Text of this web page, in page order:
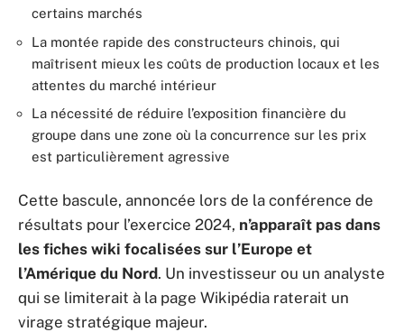
certains marchés
La montée rapide des constructeurs chinois, qui
maîtrisent mieux les coûts de production locaux et les
attentes du marché intérieur
La nécessité de réduire l’exposition financière du
groupe dans une zone où la concurrence sur les prix
est particulièrement agressive
Cette bascule, annoncée lors de la conférence de
résultats pour l’exercice 2024, n’apparaît pas dans
les fiches wiki focalisées sur l’Europe et
l’Amérique du Nord. Un investisseur ou un analyste
qui se limiterait à la page Wikipédia raterait un
virage stratégique majeur.